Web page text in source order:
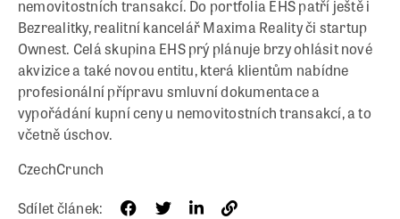
nemovitostních transakcí. Do portfolia EHS patří ještě i
Bezrealitky, realitní kancelář Maxima Reality či startup
Ownest. Celá skupina EHS prý plánuje brzy ohlásit nové
akvizice a také novou entitu, která klientům nabídne
profesionální přípravu smluvní dokumentace a
vypořádání kupní ceny u nemovitostních transakcí, a to
včetně úschov.
CzechCrunch
Sdílet článek: